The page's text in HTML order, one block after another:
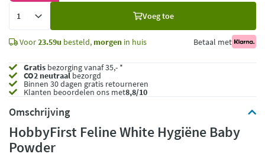
Voeg toe
Voor23.59u besteld, morgen in huis Betaal met
Gratis bezorging vanaf 35,- *
CO2 neutraalbezorgd
Binnen 30 dagen gratis retourneren
Klanten beoordelen ons met8,8/10
Omschrijving
HobbyFirst Feline White Hygiëne Baby
Powder